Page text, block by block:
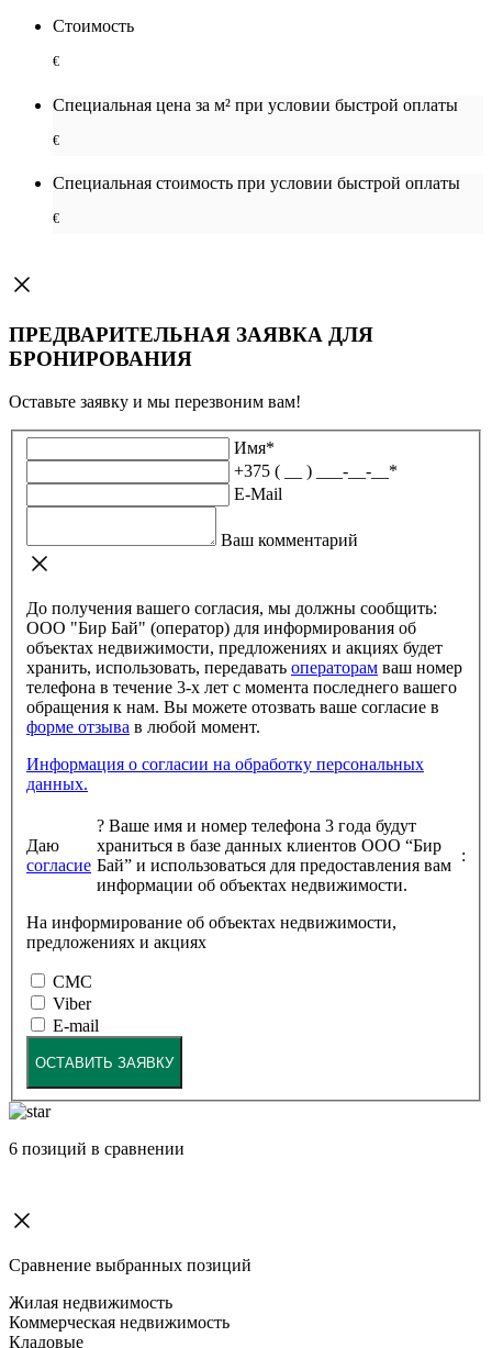
Стоимость
€
Специальная цена за м² при условии быстрой оплаты
€
Специальная cтоимость при условии быстрой оплаты
€
ПРЕДВАРИТЕЛЬНАЯ ЗАЯВКА ДЛЯ
БРОНИРОВАНИЯ
Оставьте заявку и мы перезвоним вам!
Имя*
+375 ( __ ) ___-__-__ *
E-Mail
Ваш комментарий
До получения вашего согласия, мы должны сообщить:
ООО "Бир Бай" (оператор) для информирования об
объектах недвижимости, предложениях и акциях будет
хранить, использовать, передавать операторам
телефона в течение 3-х лет с момента последнего вашего
обращения к нам. Вы можете отозвать ваше согласие в
форме отзыва
в любой момент.
Информация о согласии на обработку персональных
данных.
Даю
согласие
? Ваше имя и номер телефона 3 года будут
храниться в базе данных клиентов ООО “Бир
Бай” и использоваться для предоставления вам
информации об объектах недвижимости.
:
На информирование об объектах недвижимости,
предложениях и акциях
СМС
Viber
E-mail
ОСТАВИТЬ ЗАЯВКУ
6 позиций в сравнении
Сравнение выбранных позиций
Жилая недвижимость
Коммерческая недвижимость
Кладовые